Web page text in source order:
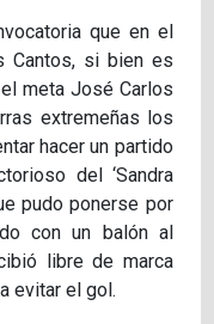
que en el
Cantos, si bien es
meta José Carlos
extremeñas los
hacer un partido
del ‘Sandra
pudo ponerse por
con un balón al
libre de marca
evitar el gol.